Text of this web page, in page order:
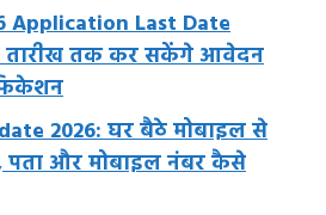
Application Last Date
तारीख तक कर सकेंगे आवेदन
2026: घर बैठे मोबाइल से
पता और मोबाइल नंबर कैसे